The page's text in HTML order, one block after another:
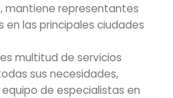
mantiene representantes
las principales ciudades
multitud de servicios
sus necesidades,
de especialistas en